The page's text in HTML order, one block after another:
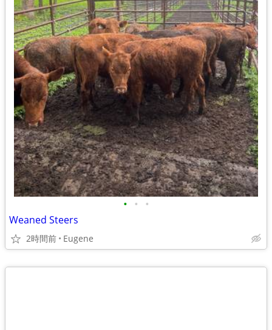
• • •
Weaned Steers
2時間前 Eugene